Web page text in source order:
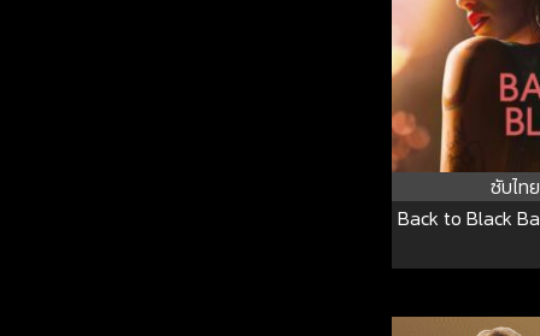
ซับไทย
Back to Black